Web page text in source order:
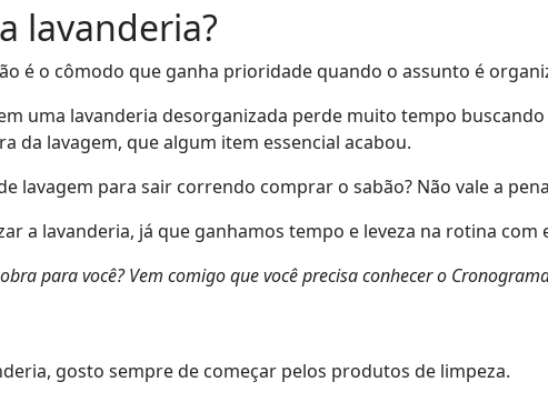
lavanderia?
é o cômodo que ganha prioridade quando o assunto é
uma lavanderia desorganizada perde muito tempo
da lavagem, que algum item essencial acabou.
lavagem para sair correndo comprar o sabão? Não vale a
a lavanderia, já que ganhamos tempo e leveza na rotina
para você? Vem comigo que você precisa conhecer o
gosto sempre de começar pelos produtos de limpeza.